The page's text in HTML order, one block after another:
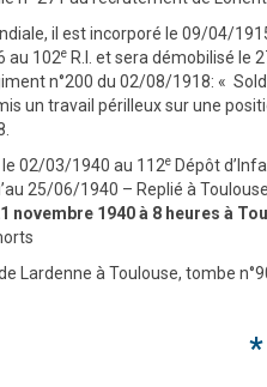
il est incorporé le 09/04/
au 102eR.I. et sera démobilisé le
n°200 du 02/08/1918: «
un travail périlleux sur une
le 02/03/1940 au 112eDépôt
25/06/1940 – Replié à Toulouse
novembre 1940 à 8 heures à
Lardenne à Toulouse, tombe
*